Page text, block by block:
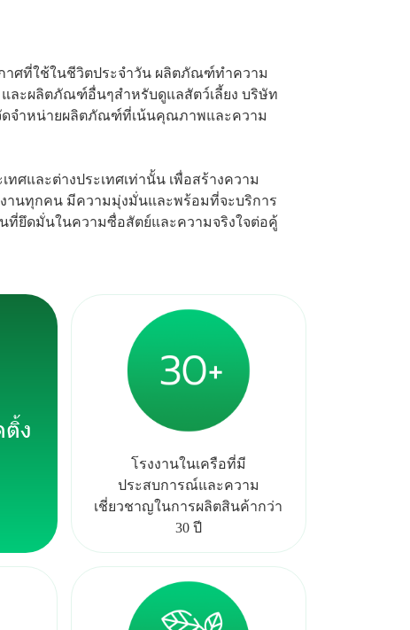
าศที่ใช้ในชีวิตประจำวัน ผลิตภัณฑ์ทำความ
ละผลิตภัณฑ์อื่นๆสำหรับดูแลสัตว์เลี้ยง บริษัท
จัดจำหน่ายผลิตภัณฑ์ที่เน้นคุณภาพและความ
และต่างประเทศเท่านั้น เพื่อสร้างความ
านทุกคน มีความมุ่งมั่นและพร้อมที่จะบริการ
ที่ยึดมั่นในความซื่อสัตย์และความจริงใจต่อคู้
ง
โรงงานในเครือที่มี
ประสบการณ์และความ
เชี่ยวชาญในการผลิตสินค้ากว่า
30 ปี